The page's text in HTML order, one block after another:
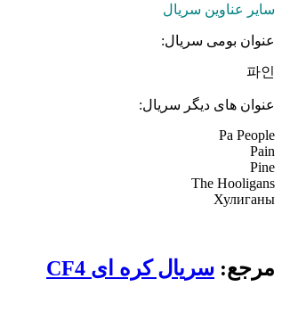
سایر عناوین سریال
عنوان بومی سریال:
파인
عنوان های دیگر سریال:
Pa People
Pain
Pine
The Hooligans
Хулиганы
مرجع: سریال کره ای CF4